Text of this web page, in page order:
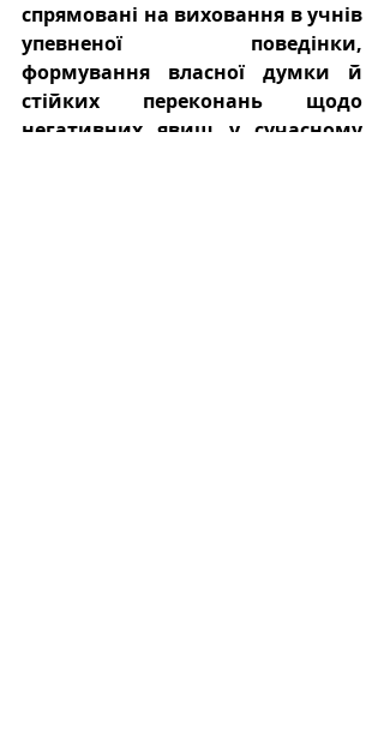
спрямовані на виховання в учнів
упевненої поведінки,
формування власної думки й
стійких переконань щодо
негативних явищ у сучасному